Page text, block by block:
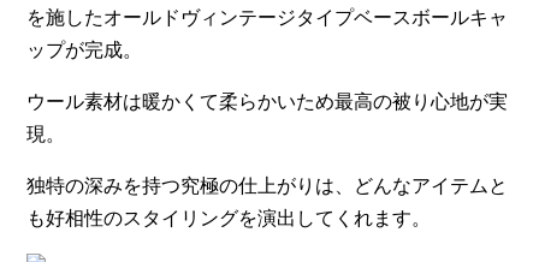
を施したオールドヴィンテージタイプベースボールキャ
ップが完成。
ウール素材は暖かくて柔らかいため最高の被り心地が実
現。
独特の深みを持つ究極の仕上がりは、どんなアイテムと
も好相性のスタイリングを演出してくれます。